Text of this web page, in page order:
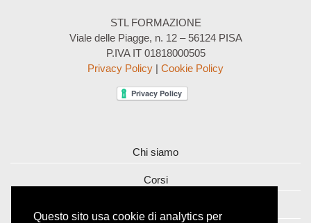
Questo sito usa cookie di analytics per
STL FORMAZIONE
Viale delle Piagge, n. 12 – 56124 PISA
P.IVA IT 01818000505
Privacy Policy | Cookie Policy
Chi siamo
Corsi